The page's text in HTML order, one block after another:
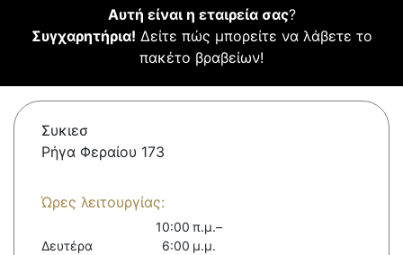
Αυτή είναι η εταιρεία σας?
Συγχαρητήρια! Δείτε πώς μπορείτε να λάβετε το
πακέτο βραβείων!
Συκιεσ
Ρήγα Φεραίου 173
Ώρες λειτουργίας:
Δευτέρα
10:00 π.μ.–
6:00 μ.μ.